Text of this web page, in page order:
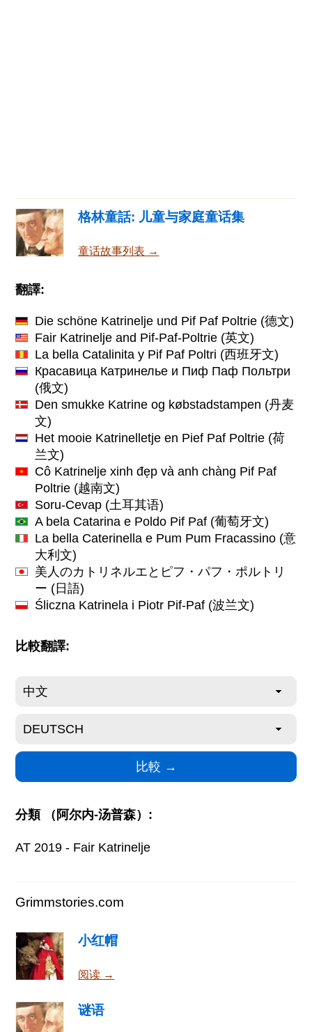
格林童話: 儿童与家庭童话集
童话故事列表 →
翻譯:
Die schöne Katrinelje und Pif Paf Poltrie (德文)
Fair Katrinelje and Pif-Paf-Poltrie (英文)
La bella Catalinita y Pif Paf Poltri (西班牙文)
Красавица Катринелье и Пиф Паф Польтри
(俄文)
Den smukke Katrine og købstadstampen (丹麦
文)
Het mooie Katrinelletje en Pief Paf Poltrie (荷
兰文)
Cô Katrinelje xinh đẹp và anh chàng Pif Paf
Poltrie (越南文)
Soru-Cevap (土耳其语)
A bela Catarina e Poldo Pif Paf (葡萄牙文)
La bella Caterinella e Pum Pum Fracassino (意
大利文)
美人のカトリネルエとピフ・パフ・ポルトリ
ー (日語)
Śliczna Katrinela i Piotr Pif-Paf (波兰文)
比較翻譯:
分類 （阿尔内-汤普森）:
AT 2019 - Fair Katrinelje
Grimmstories.com
小红帽
阅读 →
谜语